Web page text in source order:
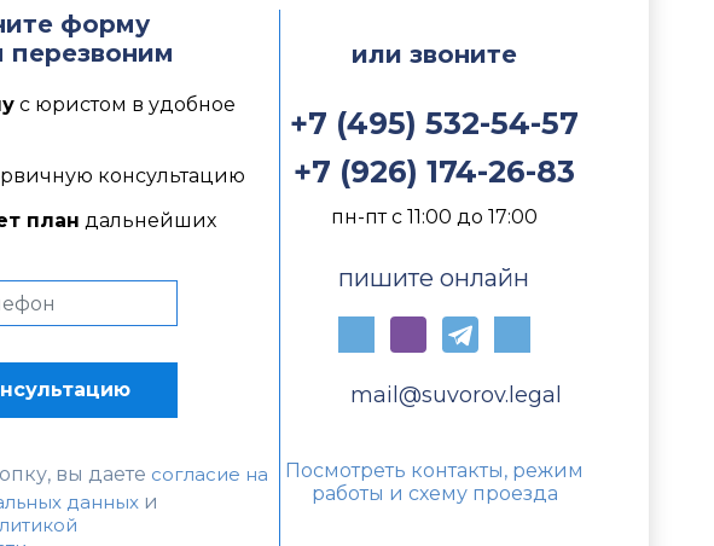
форму
перезвоним
с юристом в удобное
консультацию
план дальнейших
вы даете согласие на
данных и
или звоните
+7 (495) 532-54-57
+7 (926) 174-26-83
пн-пт с 11:00 до 17:00
пишите онлайн
mail@suvorov.legal
Посмотреть контакты, режим
работы и схему проезда